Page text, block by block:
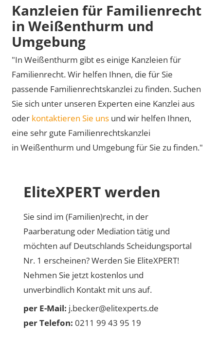
Kanzleien für Familienrecht
in Weißenthurm und
Umgebung
"In Weißenthurm gibt es einige Kanzleien für
Familienrecht. Wir helfen Ihnen, die für Sie
passende Familienrechtskanzlei zu finden. Suchen
Sie sich unter unseren Experten eine Kanzlei aus
oder kontaktieren Sie uns und wir helfen Ihnen,
eine sehr gute Familienrechtskanzlei
in Weißenthurm und Umgebung für Sie zu finden."
EliteXPERT werden
Sie sind im (Familien)recht, in der
Paarberatung oder Mediation tätig und
möchten auf Deutschlands Scheidungsportal
Nr. 1 erscheinen? Werden Sie EliteXPERT!
Nehmen Sie jetzt kostenlos und
unverbindlich Kontakt mit uns auf.
per E-Mail: j.becker@elitexperts.de
per Telefon: 0211 99 43 95 19